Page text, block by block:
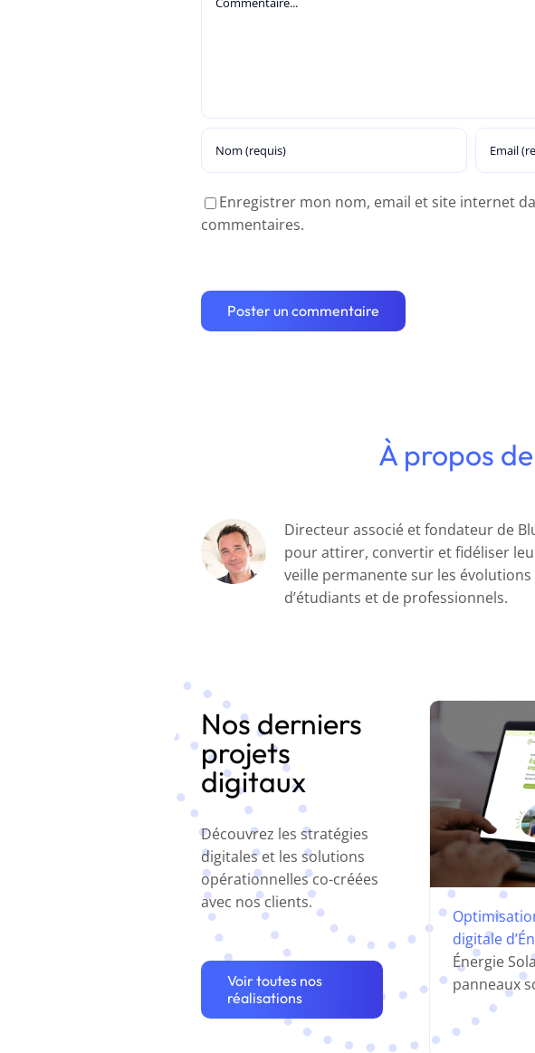
Enregistrer mon nom, email et site internet
commentaires.
À propos
Directeur associé et fondateur de
pour attirer, convertir et fidéliser
veille permanente sur les
d’étudiants et de professionnels.
Nos derniers
projets
digitaux
Découvrez les stratégies
digitales et les solutions
opérationnelles co-créées
avec nos clients.
Voir toutes nos
réalisations
digitale
Énergie
panneaux